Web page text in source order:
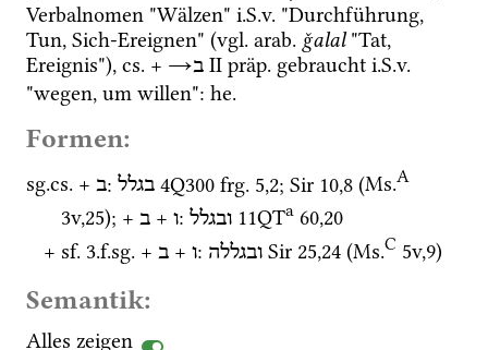
Verbalnomen "Wälzen" i.S.v. "Durchführung,
Tun, Sich-Ereignen" (vgl. arab. ǧalal "Tat,
Ereignis"), cs. + →ב ‎ II präp. gebraucht i.S.v.
"wegen, um willen": he.
Formen:
sg.cs. + ב: בגלל 4Q300 frg. 5,2; Sir 10,8 (Ms.A
3v,25); + ב + ו: ובגלל 11QTa 60,20
+ sf. 3.f.sg. + ב + ו: ובגללה Sir 25,24 (Ms.C 5v,9)
Semantik:
Alles zeigen